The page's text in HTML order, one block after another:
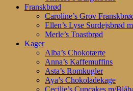
Franskbrød
Caroline’s Grov
Ellen’s Lyse Surdejsbrød
Merle’s Toastbrød
Kager
Alba’s Chokotærte
Anna’s Kaffemuffins
Asta’s Romkugler
Aya’s Chokoladekage
Cecilie’s Cupcakes m/